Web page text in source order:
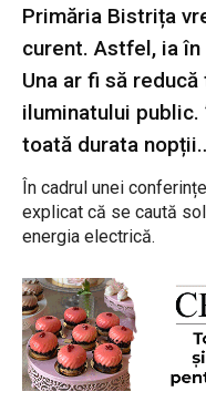
Primăria Bistrița
curent. Astfel, ia
Una ar fi să
iluminatului public.
toată durata
În cadrul unei
explicat că se caută
energia electrică.